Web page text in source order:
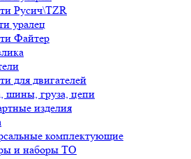
Русич\TZR
уралец
Файтер
для двигателей
шины, груза, цепи
изделия
комплектующие
и наборы ТО